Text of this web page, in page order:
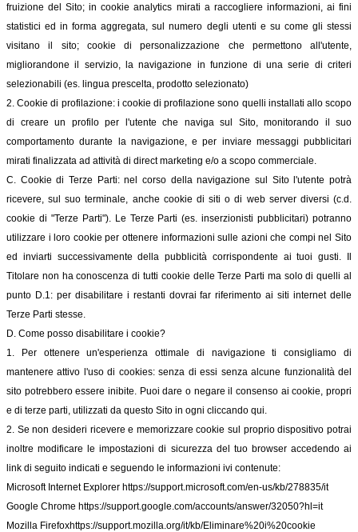
fruizione del Sito; in cookie analytics mirati a raccogliere informazioni, ai fini
statistici ed in forma aggregata, sul numero degli utenti e su come gli stessi
visitano il sito; cookie di personalizzazione che permettono all'utente,
migliorandone il servizio, la navigazione in funzione di una serie di criteri
selezionabili (es. lingua prescelta, prodotto selezionato)
2. Cookie di profilazione: i cookie di profilazione sono quelli installati allo scopo
di creare un profilo per l'utente che naviga sul Sito, monitorando il suo
comportamento durante la navigazione, e per inviare messaggi pubblicitari
mirati finalizzata ad attività di direct marketing e/o a scopo commerciale.
C. Cookie di Terze Parti: nel corso della navigazione sul Sito l'utente potrà
ricevere, sul suo terminale, anche cookie di siti o di web server diversi (c.d.
cookie di "Terze Parti"). Le Terze Parti (es. inserzionisti pubblicitari) potranno
utilizzare i loro cookie per ottenere informazioni sulle azioni che compi nel Sito
ed inviarti successivamente della pubblicità corrispondente ai tuoi gusti. Il
Titolare non ha conoscenza di tutti cookie delle Terze Parti ma solo di quelli al
punto D.1: per disabilitare i restanti dovrai far riferimento ai siti internet delle
Terze Parti stesse.
D. Come posso disabilitare i cookie?
1. Per ottenere un'esperienza ottimale di navigazione ti consigliamo di
mantenere attivo l'uso di cookies: senza di essi senza alcune funzionalità del
sito potrebbero essere inibite. Puoi dare o negare il consenso ai cookie, propri
e di terze parti, utilizzati da questo Sito in ogni cliccando qui.
2. Se non desideri ricevere e memorizzare cookie sul proprio dispositivo potrai
inoltre modificare le impostazioni di sicurezza del tuo browser accedendo ai
link di seguito indicati e seguendo le informazioni ivi contenute:
Microsoft Internet Explorer https://support.microsoft.com/en-us/kb/278835/it
Google Chrome https://support.google.com/accounts/answer/32050?hl=it
Mozilla Firefoxhttps://support.mozilla.org/it/kb/Eliminare%20i%20cookie